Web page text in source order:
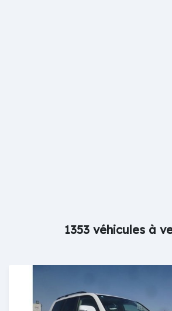
1353 véhicules à